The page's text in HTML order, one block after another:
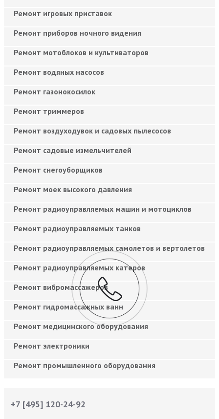
Ремонт игровых приставок
Ремонт приборов ночного видения
Ремонт мотоблоков и культиваторов
Ремонт водяных насосов
Ремонт газонокосилок
Ремонт триммеров
Ремонт воздуходувок и садовых пылесосов
Ремонт садовые измельчителей
Ремонт снегоуборщиков
Ремонт моек высокого давления
Ремонт радиоуправляемых машин и мотоциклов
Ремонт радиоуправляемых танков
Ремонт радиоуправляемых самолетов и вертолетов
Ремонт радиоуправляемых катеров
Ремонт вибромассажеров
Ремонт гидромассажных ванн
Ремонт медицинского оборудования
Ремонт электроники
Ремонт промышленного оборудования
+7 [495] 120-24-92